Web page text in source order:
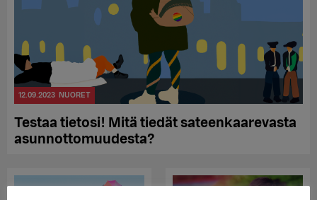
12.09.2023 NUORET
Testaa tietosi! Mitä tiedät sateenkaarevasta
asunnottomuudesta?